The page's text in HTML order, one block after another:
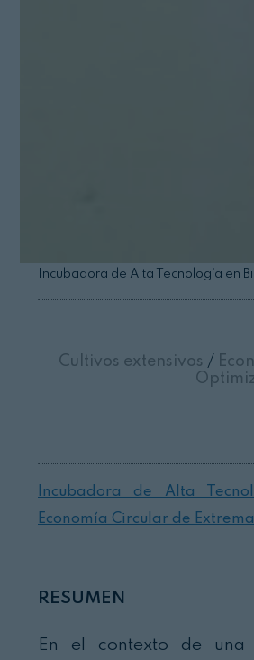
Incubadora de Alta Tecnología en
Cultivos extensivos /
Incubadora de Alta
Economía Circular de
RESUMEN
En el contexto de una